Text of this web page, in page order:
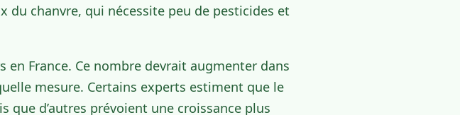
du chanvre, qui nécessite peu de pesticides et
en France. Ce nombre devrait augmenter dans
mesure. Certains experts estiment que le
que d’autres prévoient une croissance plus